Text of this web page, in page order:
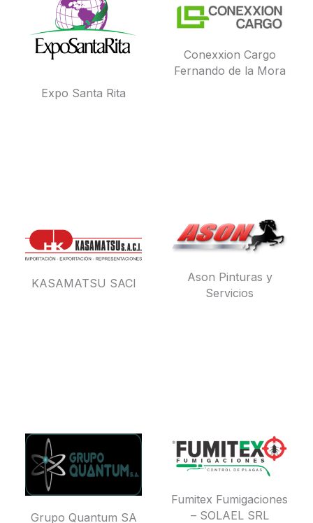
Expo Santa Rita
Conexxion Cargo
Fernando de la Mora
KASAMATSU SACI
Ason Pinturas y
Servicios
Grupo Quantum SA
Fumitex Fumigaciones
– SOLAEL SRL